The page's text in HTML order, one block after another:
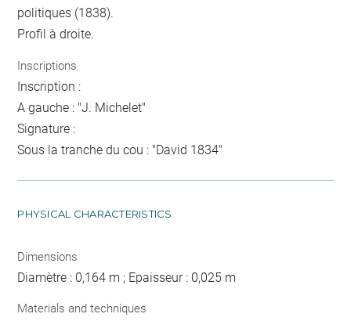
politiques (1838).
Profil à droite.
Inscriptions
Inscription :
A gauche : "J. Michelet"
Signature :
Sous la tranche du cou : "David 1834"
PHYSICAL CHARACTERISTICS
Dimensions
Diamètre : 0,164 m ; Epaisseur : 0,025 m
Materials and techniques